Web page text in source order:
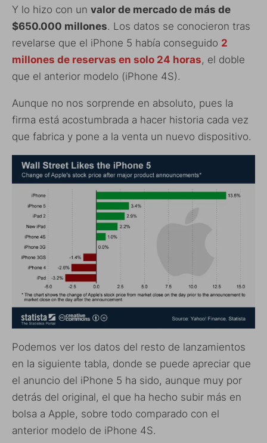
Y lo hizo con un valor de mercado de más de
$650.000 millones. Los datos se conocieron tras
revelarse que el iPhone 5 había conseguido 2
millones de reservas en solo 24 horas, el doble
que el anterior modelo (iPhone 4S).
Aunque no nos sorprende en absoluto, pues la
firma está acostumbrada a hacer historia cada vez
que fabrica y pone a la venta un nuevo dispositivo.
Podemos ver los datos del resto de lanzamientos
en la siguiente tabla, donde se puede apreciar que
el anuncio del iPhone 5 ha sido, aunque muy por
detrás del original, el que ha hecho subir más en
bolsa a Apple, sobre todo comparado con el
anterior modelo de iPhone 4S.